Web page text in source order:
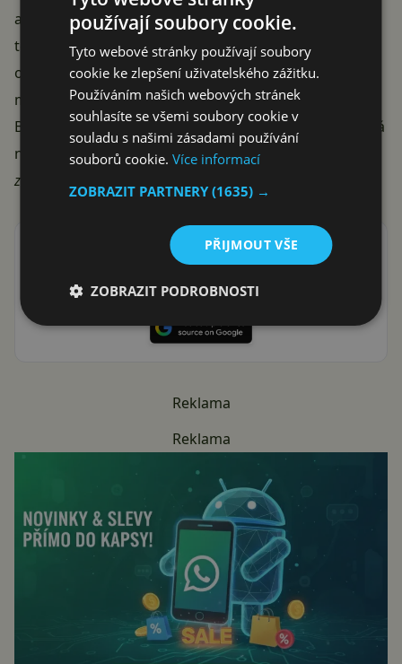
aplikaci ještě před tím, než ji nainstalují do mobilního
telefonu. Někteří uživatelé pak ocení možnost hraní
oblíbených her pro Android na svém počítači. Bohužel
musíme potvrdit, že ne všechny aplikace dosud v
BlueStacks fungují, emulace je navíc poměrně náročná
na výpočetní výkon.
zdroj:
Přidat Svět Androida mezi preferované stránky na
Google
ať vám neunikne žádná Android novinka nebo sleva
Reklama
Reklama
používají soubory cookie.
Tyto webové stránky používají soubory
cookie ke zlepšení uživatelského zážitku.
Používáním našich webových stránek
souhlasíte se všemi soubory cookie v
souladu s našimi zásadami používání
souborů cookie.Více informací
ZOBRAZIT PARTNERY(1635) →
PŘIJMOUT VŠE
ZOBRAZIT PODROBNOSTI